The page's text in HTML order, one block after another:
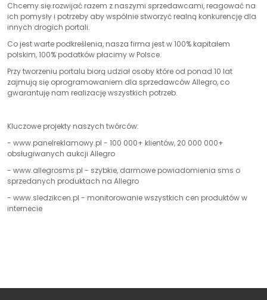
Chcemy się rozwijać razem z naszymi sprzedawcami, reagować na
ich pomysły i potrzeby aby wspólnie stworzyć realną konkurencję dla
innych drogich portali.
Co jest warte podkreślenia, nasza firma jest w 100% kapitałem
polskim, 100% podatków płacimy w Polsce.
Przy tworzeniu portalu biorą udział osoby które od ponad 10 lat
zajmują się oprogramowaniem dla sprzedawców Allegro, co
gwarantuję nam realizację wszystkich potrzeb.
Kluczowe projekty naszych twórców:
- www.panelreklamowy.pl - 100 000+ klientów, 20 000 000+
obsługiwanych aukcji Allegro
- www.allegrosms.pl - szybkie, darmowe powiadomienia sms o
sprzedanych produktach na Allegro
- www.sledzikcen.pl - monitorowanie wszystkich cen produktów w
internecie